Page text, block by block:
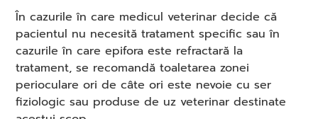
În cazurile în care medicul veterinar decide că
pacientul nu necesită tratament specific sau în
cazurile în care epifora este refractară la
tratament, se recomandă toaletarea zonei
perioculare ori de câte ori este nevoie cu ser
fiziologic sau produse de uz veterinar destinate